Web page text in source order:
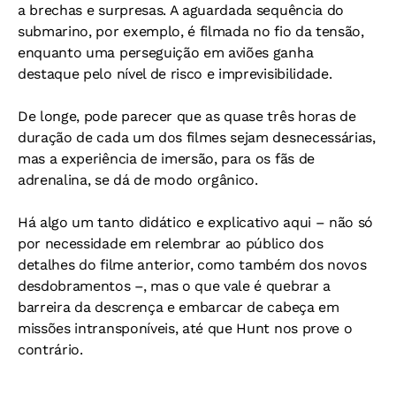
a brechas e surpresas. A aguardada sequência do
submarino, por exemplo, é filmada no fio da tensão,
enquanto uma perseguição em aviões ganha
destaque pelo nível de risco e imprevisibilidade.
De longe, pode parecer que as quase três horas de
duração de cada um dos filmes sejam desnecessárias,
mas a experiência de imersão, para os fãs de
adrenalina, se dá de modo orgânico.
Há algo um tanto didático e explicativo aqui – não só
por necessidade em relembrar ao público dos
detalhes do filme anterior, como também dos novos
desdobramentos –, mas o que vale é quebrar a
barreira da descrença e embarcar de cabeça em
missões intransponíveis, até que Hunt nos prove o
contrário.